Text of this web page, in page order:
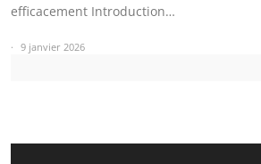
efficacement Introduction…
9 janvier 2026